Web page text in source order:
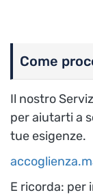
Come
Il nostro
per aiutarti a
tue esigenze.
E ricorda: per